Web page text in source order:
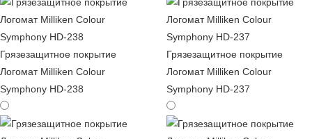
Грязезащитное покрытие
Логомат Milliken Colour
Symphony HD-238
Грязезащитное покрытие
Логомат Milliken Colour
Symphony HD-237